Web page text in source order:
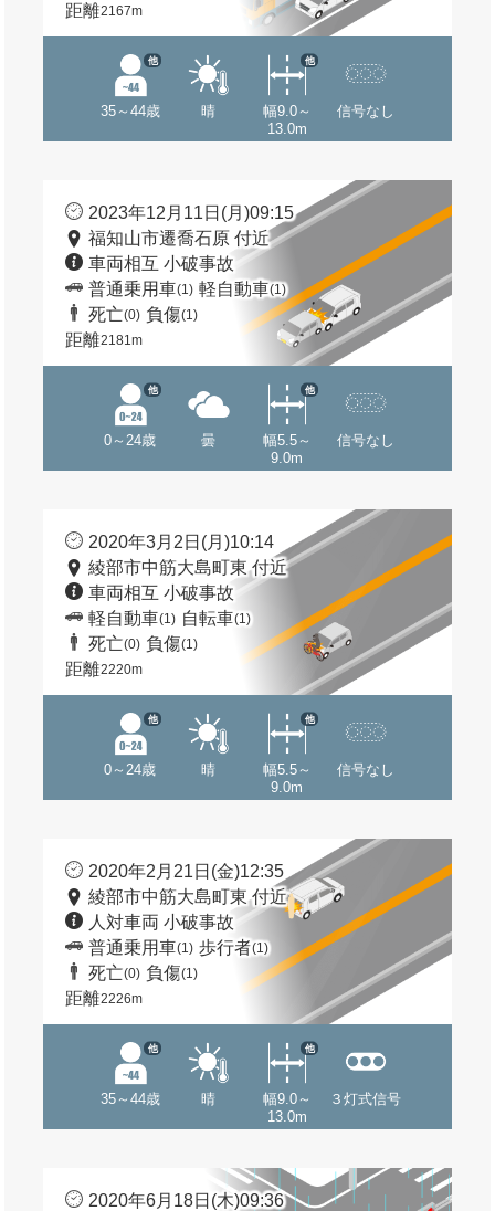
距離2167m
35～44歳
他
晴
幅9.0～
13.0m
他
信号なし
2023年12月11日(月)09:15
福知山市遷喬石原 付近
車両相互 小破事故
普通乗用車(1) 軽自動車(1)
死亡(0) 負傷(1)
距離2181m
0～24歳
他
曇
幅5.5～
9.0m
他
信号なし
2020年3月2日(月)10:14
綾部市中筋大島町東 付近
車両相互 小破事故
軽自動車(1) 自転車(1)
死亡(0) 負傷(1)
距離2220m
0～24歳
他
晴
幅5.5～
9.0m
他
信号なし
2020年2月21日(金)12:35
綾部市中筋大島町東 付近
人対車両 小破事故
普通乗用車(1) 歩行者(1)
死亡(0) 負傷(1)
距離2226m
35～44歳
他
晴
幅9.0～
13.0m
他
３灯式信号
2020年6月18日(木)09:36